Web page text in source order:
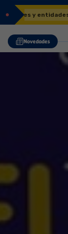
del Estado
Novedades